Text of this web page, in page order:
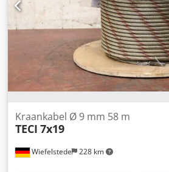
verrekenbaar voor ondernemers
mogelijk van alles in de industriële
Wiefelstede 228 km
Kraankabel Ø 9 mm 58 m
TECI 7x19